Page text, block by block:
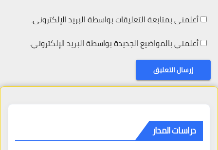
أعلمني بمتابعة التعليقات بواسطة البريد الإلكتروني.
أعلمني بالمواضيع الجديدة بواسطة البريد الإلكتروني.
دراسات المدار